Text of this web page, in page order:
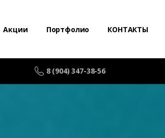
Акции Портфолио КОНТАКТЫ
8 (904) 347-38-56